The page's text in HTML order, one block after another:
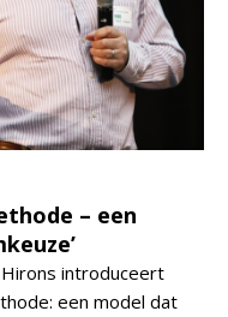
– een
introduceert
een model dat